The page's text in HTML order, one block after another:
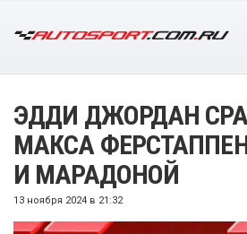
ЭДДИ ДЖОРДАН
МАКСА
И МАРАДОНОЙ
13 ноября 2024 в 21:32